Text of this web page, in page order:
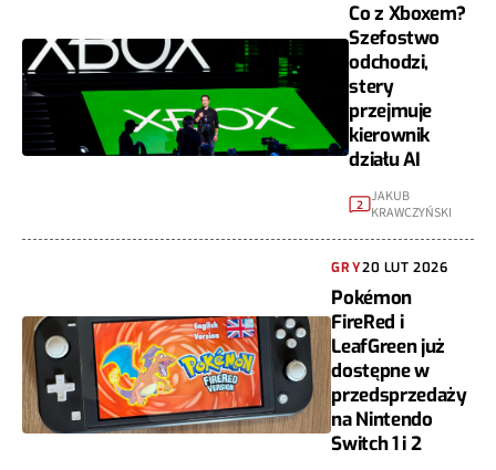
Co z Xboxem?
Szefostwo
odchodzi,
stery
przejmuje
kierownik
działu AI
2 JAKUB
KRAWCZYŃSKI
GRY20 LUT 2026
Pokémon
FireRed i
LeafGreen już
dostępne w
przedsprzedaży
na Nintendo
Switch 1 i 2